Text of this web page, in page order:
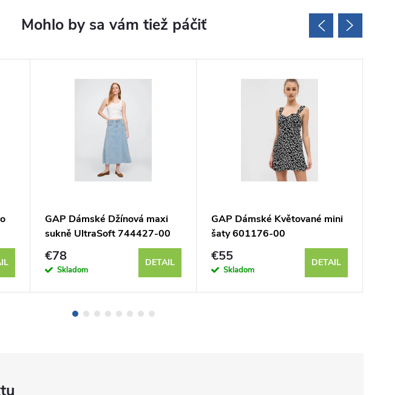
GAP Dámské Džínová maxi
sukně UltraSoft 744427-00
€78
Skladom
DETAIL
GAP Dámské Květované mini
šaty 601176-00
€55
Skladom
DETAIL